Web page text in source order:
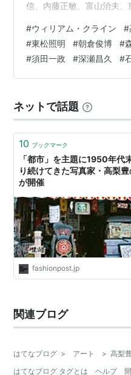
信、内藤正敏、富山治夫、
子雄など。豪華で濃いー、
#ウィリアム・クライン #
#東松照明 #朝倉俊博 #
#須田一政 #深瀬昌久 #
ネットで話題
10 ブックマーク
「都市」を主題に1950年代
り続けてきた写真家・高梨
が開催
fashionpost.jp
関連ブログ
はてなブログ > アート > 高梨豊
はてなブログ タグとは
ヘルプ